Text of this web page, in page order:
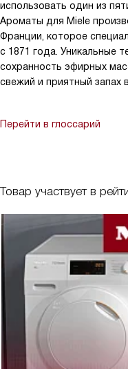
Товар участвует в
использовать один из
Ароматы для Miele
Франции, которое
с 1871 года. Уникальные
сохранность эфирных
свежий и приятный запах
Перейти в глоссарий